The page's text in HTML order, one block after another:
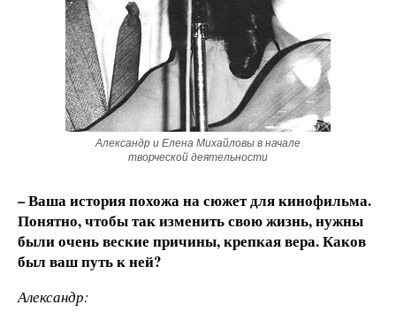
Александр и Елена Михайловы в начале
творческой деятельности
– Ваша история похожа на сюжет для кинофильма.
Понятно, чтобы так изменить свою жизнь, нужны
были очень веские причины, крепкая вера. Каков
был ваш путь к ней?
Александр: